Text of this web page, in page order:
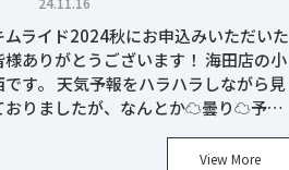
ムライド2024秋にお申込みいただいた
様ありがとうございます！ 海田店の小
です。 天気予報をハラハラしながら見
おりましたが、なんとか☁曇り☁予…
View More